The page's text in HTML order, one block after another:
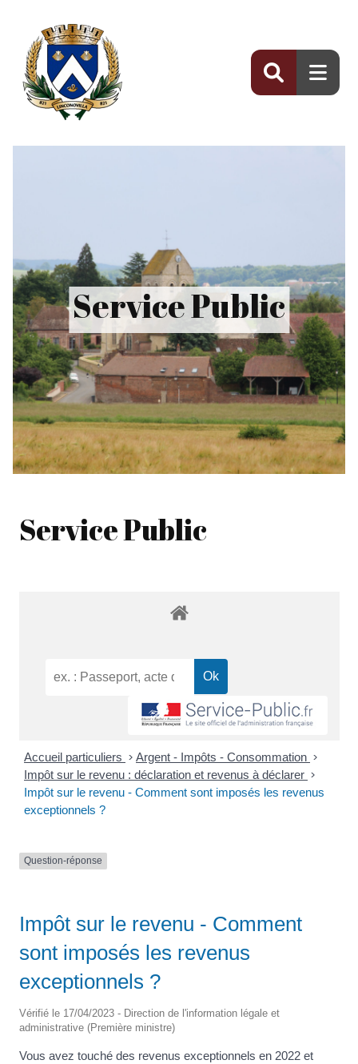
Service Public
Service Public
Accueil particuliers > Argent - Impôts - Consommation >
Impôt sur le revenu : déclaration et revenus à déclarer >
Impôt sur le revenu - Comment sont imposés les revenus
exceptionnels ?
Question-réponse
Impôt sur le revenu - Comment
sont imposés les revenus
exceptionnels ?
Vérifié le 17/04/2023 - Direction de l'information légale et
administrative (Première ministre)
Vous avez touché des revenus exceptionnels en 2022 et